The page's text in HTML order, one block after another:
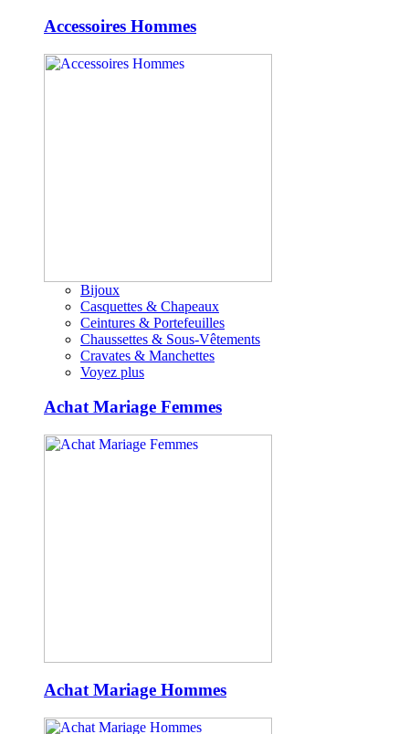
Accessoires Hommes
Bijoux
Casquettes & Chapeaux
Ceintures & Portefeuilles
Chaussettes & Sous-Vêtements
Cravates & Manchettes
Voyez plus
Achat Mariage Femmes
Achat Mariage Hommes